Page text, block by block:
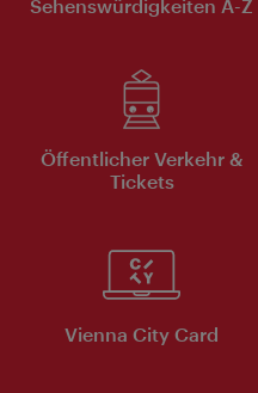
Sehenswürdigkeiten A-Z
Öffentlicher Verkehr &
Tickets
Vienna City Card